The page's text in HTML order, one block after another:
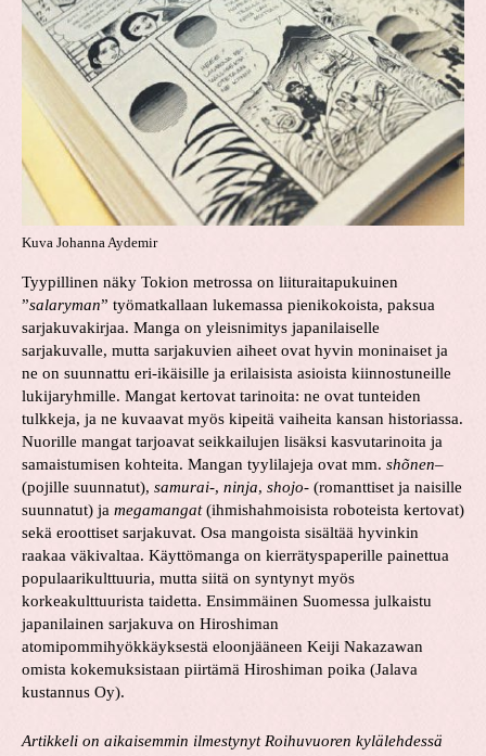
Kuva Johanna Aydemir
Tyypillinen näky Tokion metrossa on liituraitapukuinen
”salaryman” työmatkallaan lukemassa pienikokoista, paksua
sarjakuvakirjaa. Manga on yleisnimitys japanilaiselle
sarjakuvalle, mutta sarjakuvien aiheet ovat hyvin moninaiset ja
ne on suunnattu eri-ikäisille ja erilaisista asioista kiinnostuneille
lukijaryhmille. Mangat kertovat tarinoita: ne ovat tunteiden
tulkkeja, ja ne kuvaavat myös kipeitä vaiheita kansan historiassa.
Nuorille mangat tarjoavat seikkailujen lisäksi kasvutarinoita ja
samaistumisen kohteita. Mangan tyylilajeja ovat mm. shõnen–
(pojille suunnatut), samurai-, ninja, shojo- (romanttiset ja naisille
suunnatut) ja megamangat(ihmishahmoisista roboteista kertovat)
sekä eroottiset sarjakuvat. Osa mangoista sisältää hyvinkin
raakaa väkivaltaa. Käyttömanga on kierrätyspaperille painettua
populaarikulttuuria, mutta siitä on syntynyt myös
korkeakulttuurista taidetta. Ensimmäinen Suomessa julkaistu
japanilainen sarjakuva on Hiroshiman
atomipommihyökkäyksestä eloonjääneen Keiji Nakazawan
omista kokemuksistaan piirtämä Hiroshiman poika (Jalava
kustannus Oy).
Artikkeli on aikaisemmin ilmestynyt Roihuvuoren kylälehdessä